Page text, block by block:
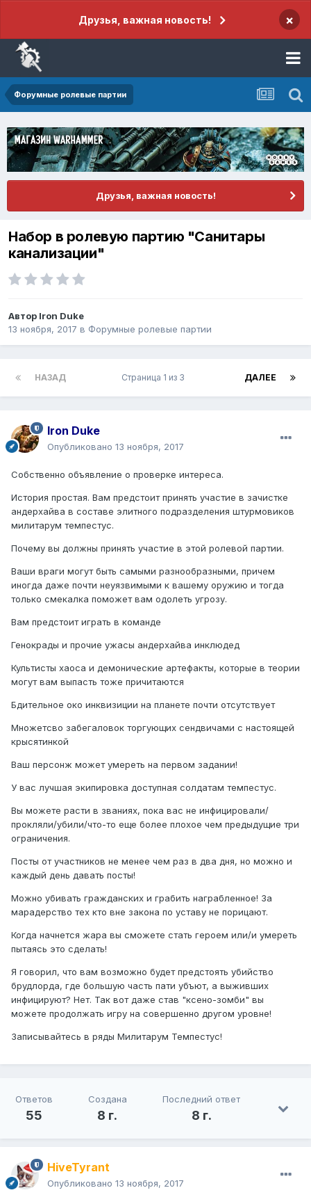
Друзья, важная новость! ×
Форумные ролевые партии
Друзья, важная новость!
Набор в ролевую партию "Санитары
канализации"
Автор Iron Duke
13 ноября, 2017 в Форумные ролевые партии
НАЗАД ДАЛЕЕ
Страница 1 из 3
Iron Duke
Опубликовано 13 ноября, 2017
Собственно объявление о проверке интереса.
История простая. Вам предстоит принять участие в зачистке
андерхайва в составе элитного подразделения штурмовиков
милитарум темпестус.
Почему вы должны принять участие в этой ролевой партии.
Ваши враги могут быть самыми разнообразными, причем
иногда даже почти неуязвимыми к вашему оружию и тогда
только смекалка поможет вам одолеть угрозу.
Вам предстоит играть в команде
Генокрады и прочие ужасы андерхайва инклюдед
Культисты хаоса и демонические артефакты, которые в теории
могут вам выпасть тоже причитаются
Бдительное око инквизиции на планете почти отсутствует
Множетсво забегаловок торгующих сендвичами с настоящей
крысятинкой
Ваш персонж может умереть на первом задании!
У вас лучшая экипировка доступная солдатам темпестус.
Вы можете расти в званиях, пока вас не инфицировали/
прокляли/убили/что-то еще более плохое чем предыдущие три
ограничения.
Посты от участников не менее чем раз в два дня, но можно и
каждый день давать посты!
Можно убивать гражданских и грабить награбленное! За
марадерство тех кто вне закона по уставу не порицают.
Когда начнется жара вы сможете стать героем или/и умереть
пытаясь это сделать!
Я говорил, что вам возможно будет предстоять убийство
брудлорда, где большую часть пати убъют, а выживших
инфицируют? Нет. Так вот даже став "ксено-зомби" вы
можете продолжать игру на совершенно другом уровне!
Записывайтесь в ряды Милитарум Темпестус!
Ответов
55
Создана
8 г.
Последний ответ
8 г.
HiveTyrant
Опубликовано 13 ноября, 2017